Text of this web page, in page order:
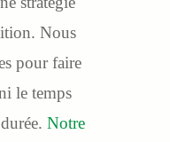
Nous
pour faire
le temps
Notre